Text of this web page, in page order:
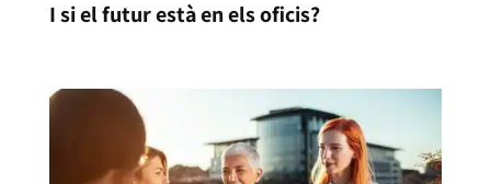
I si el futur està en els oficis?